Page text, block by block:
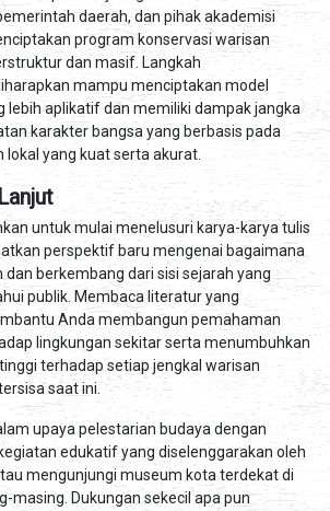
daerah, dan pihak akademisi
program konservasi warisan
dan masif. Langkah
mampu menciptakan model
lebih aplikatif dan memiliki dampak jangka
karakter bangsa yang berbasis pada
yang kuat serta akurat.
untuk mulai menelusuri karya-karya tulis
perspektif baru mengenai bagaimana
berkembang dari sisi sejarah yang
publik. Membaca literatur yang
Anda membangun pemahaman
lingkungan sekitar serta menumbuhkan
terhadap setiap jengkal warisan
saat ini.
upaya pelestarian budaya dengan
edukatif yang diselenggarakan oleh
mengunjungi museum kota terdekat di
masing. Dukungan sekecil apa pun